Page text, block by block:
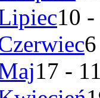
10 -
17 -